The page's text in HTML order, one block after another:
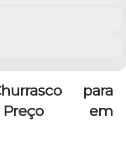
para
Preço em